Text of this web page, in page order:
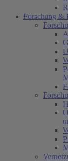
Forschung &